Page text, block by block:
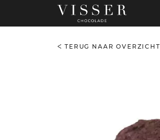
TERUG NAAR OVERZICHT